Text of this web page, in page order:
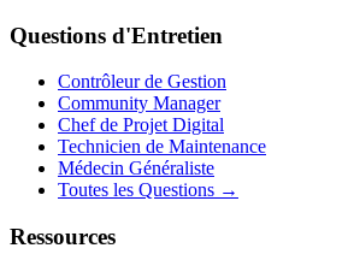
Questions d'Entretien
Contrôleur de Gestion
Community Manager
Chef de Projet Digital
Technicien de Maintenance
Médecin Généraliste
Toutes les Questions →
Ressources